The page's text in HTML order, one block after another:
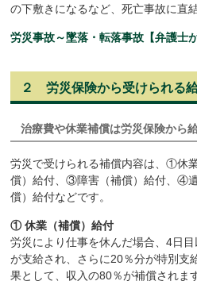
の下敷きになるなど、死亡事故に直
労災事故～墜落・転落事故【弁護士が
２ 労災保険から受けられる
治療費や休業補償は労災保険から
労災で受けられる補償内容は、①休
償）給付、③障害（補償）給付、④
償）給付などです。
① 休業（補償）給付
労災により仕事を休んだ場合、4日
が支給され、さらに20％分が特別支
果として、収入の80％が補償されま